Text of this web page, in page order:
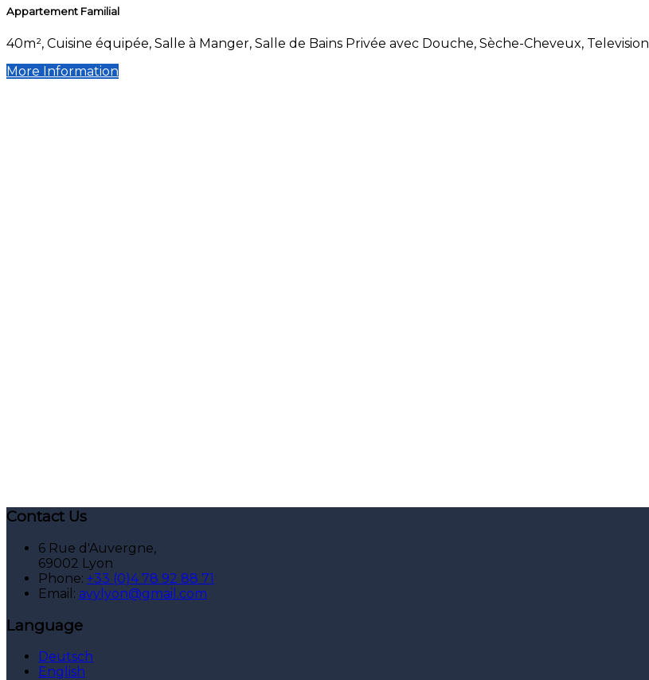
Appartement Familial
40m², Cuisine équipée, Salle à Manger, Salle de Bains Privée avec Douche, Sèche-Cheveux,
More Information
Contact Us
6 Rue d'Auvergne,
69002 Lyon
Phone: +33 (0)4 78 92 88 71
Email: avylyon@gmail.com
Language
Deutsch
English